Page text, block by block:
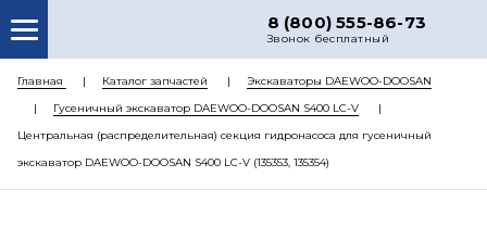
8 (800) 555-86-73
Звонок бесплатный
О НАС
КАТАЛОГ ЗАПЧАСТЕЙ
РЕМОНТ
Главная Каталог запчастей
Экскаваторы DAEWOO-DOOSAN
Гусеничный экскаватор DAEWOO-DOOSAN S400 LC-V
Центральная (распределительная) секция гидронасоса для гусеничный
экскаватор DAEWOO-DOOSAN S400 LC-V (135353, 135354)